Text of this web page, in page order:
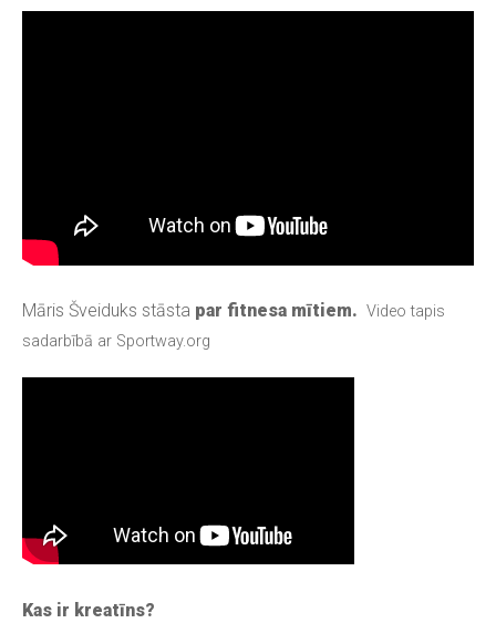
Māris Šveiduks stāsta par fitnesa mītiem. Video tapis
sadarbībā ar Sportway.org
Kas ir kreatīns?